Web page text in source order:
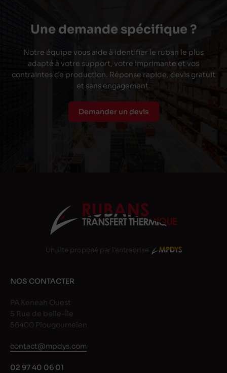
Une demande spécifique ?
Notre équipe vous aide à identifier le ruban le plus
adapté à votre support, votre imprimante et vos
contraintes de production. Réponse rapide, devis gratuit
et sans engagement.
Demander un devis
Un site proposé par l'entreprise
NOS CONTACTER
PA Keneah Ouest
5 Rue de belle-Île
56400 Plougoumelen
contact@mpdys.com
02 97 40 06 01